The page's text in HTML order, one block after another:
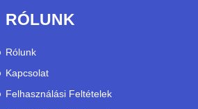
RÓLUNK
Rólunk
Kapcsolat
Felhasználási Feltételek